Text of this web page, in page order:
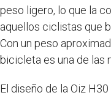
peso ligero, lo que la
aquellos ciclistas que
Con un peso
bicicleta es una de las
El diseño de la Oiz